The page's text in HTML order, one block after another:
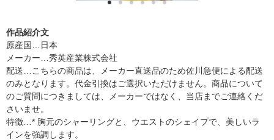
作品紹介文
原産国…日本
メーカー…秀英産業株式会社
配送…こちらの商品は、メーカー直送品のため佐川急便による配送
のみとなります。代金引換はご選択いただけません。商品について
のご質問につきましては、メーカーではなく、当店までご連絡くだ
さいませ。
特徴…* 胸元のシャーリングと、ウエストのシェイプで、美しいラ
インを強調します。